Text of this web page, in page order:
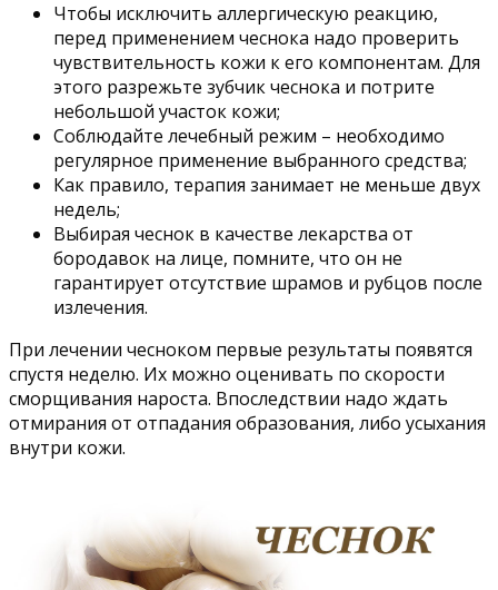
Чтобы исключить аллергическую реакцию,
перед применением чеснока надо проверить
чувствительность кожи к его компонентам. Для
этого разрежьте зубчик чеснока и потрите
небольшой участок кожи;
Соблюдайте лечебный режим – необходимо
регулярное применение выбранного средства;
Как правило, терапия занимает не меньше двух
недель;
Выбирая чеснок в качестве лекарства от
бородавок на лице, помните, что он не
гарантирует отсутствие шрамов и рубцов после
излечения.
При лечении чесноком первые результаты появятся
спустя неделю. Их можно оценивать по скорости
сморщивания нароста. Впоследствии надо ждать
отмирания от отпадания образования, либо усыхания
внутри кожи.